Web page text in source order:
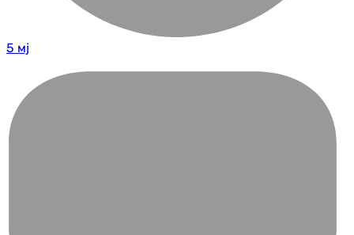
5 мј